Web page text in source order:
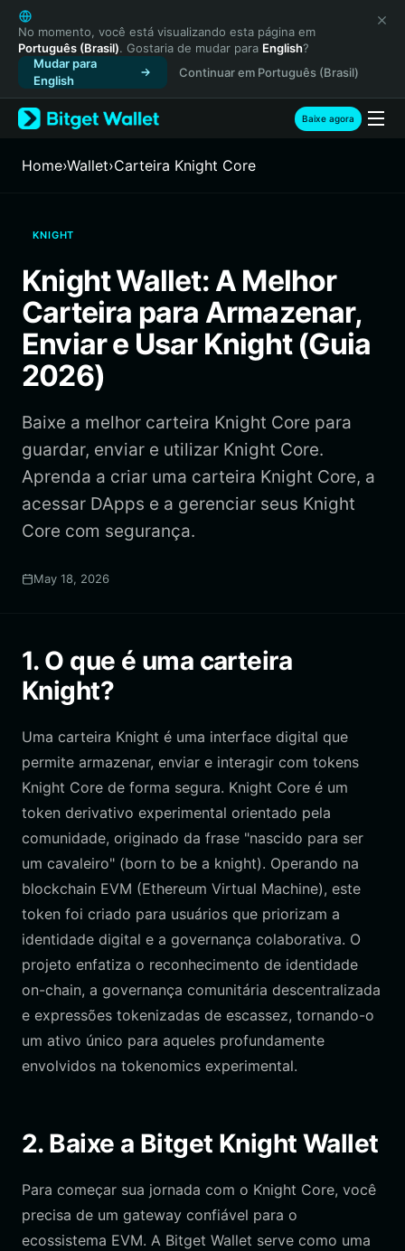
English
日本語
Tiếng Việt
Русский
Español (Latinoamérica)
Türkçe
Français
繁體中文
Bahasa Indonesia
ภาษาไทย
हिन्दी
Español
Português (Brasil)
No momento, você está visualizando esta página em
Português (Brasil). Gostaria de mudar para English?
Mudar para
English
Continuar em Português (Brasil)
Baixe agora
Home›Wallet›Carteira Knight Core
KNIGHT
Knight Wallet: A Melhor
Carteira para Armazenar,
Enviar e Usar Knight (Guia
2026)
Baixe a melhor carteira Knight Core para
guardar, enviar e utilizar Knight Core.
Aprenda a criar uma carteira Knight Core, a
acessar DApps e a gerenciar seus Knight
Core com segurança.
May 18, 2026
1. O que é uma carteira
Knight?
Uma carteira Knight é uma interface digital que
permite armazenar, enviar e interagir com tokens
Knight Core de forma segura. Knight Core é um
token derivativo experimental orientado pela
comunidade, originado da frase "nascido para ser
um cavaleiro" (born to be a knight). Operando na
blockchain EVM (Ethereum Virtual Machine), este
token foi criado para usuários que priorizam a
identidade digital e a governança colaborativa. O
projeto enfatiza o reconhecimento de identidade
on-chain, a governança comunitária descentralizada
e expressões tokenizadas de escassez, tornando-o
um ativo único para aqueles profundamente
envolvidos na tokenomics experimental.
2. Baixe a Bitget Knight Wallet
Para começar sua jornada com o Knight Core, você
precisa de um gateway confiável para o
ecossistema EVM. A Bitget Wallet serve como uma